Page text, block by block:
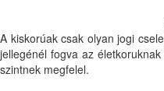
A kiskorúak csak olyan jogi
jellegénél fogva az
szintnek megfelel.